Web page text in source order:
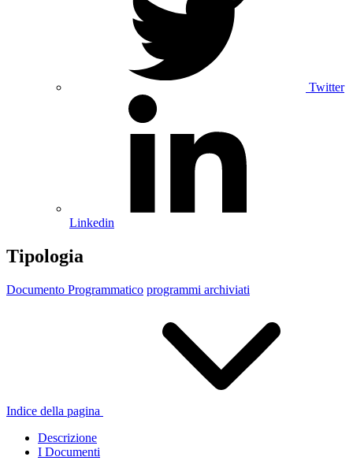
Twitter
Linkedin
Tipologia
Documento Programmatico programmi archiviati
Indice della pagina
Descrizione
I Documenti